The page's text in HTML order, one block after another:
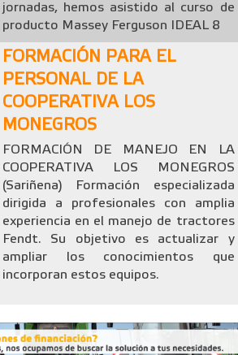
jornadas, hemos asistido al curso de
producto Massey Ferguson IDEAL 8
FORMACIÓN PARA EL
PERSONAL DE LA
COOPERATIVA LOS
MONEGROS
FORMACIÓN DE MANEJO EN LA
COOPERATIVA LOS MONEGROS
(Sariñena) Formación especializada
dirigida a profesionales con amplia
experiencia en el manejo de tractores
Fendt. Su objetivo es actualizar y
ampliar los conocimientos que
incorporan estos equipos.